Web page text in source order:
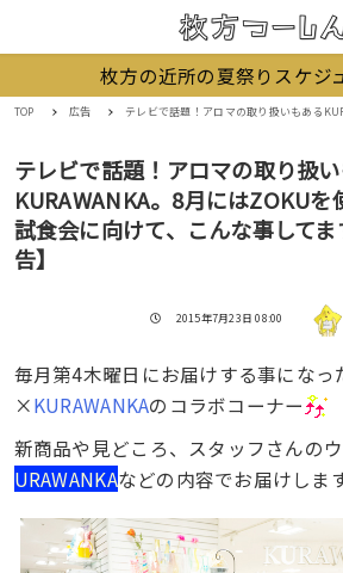
枚方の近所の夏祭りスケジ
TOP 広告 テレビで話題！アロマの取り扱いもあるKURAWANKA。8月にはZOKUを使用した試食も！試
テレビで話題！アロマの取り扱
KURAWANKA。8月にはZOKUを
試食会に向けて、こんな事して
告】
投稿日
2015年7月23日 08:00 著者
毎月第4木曜日にお届けする事になっ
×KURAWANKAのコラボコーナー
新商品や見どころ、スタッフさんの
URAWANKAなどの内容でお届けしま